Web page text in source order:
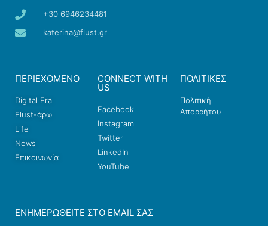
+30 6946234481
katerina@flust.gr
ΠΕΡΙΕΧΟΜΕΝΟ
Digital Era
Flust-άρω
Life
News
Επικοινωνία
CONNECT WITH
US
Facebook
Instagram
Twitter
LinkedIn
YouTube
ΠΟΛΙΤΙΚΕΣ
Πολιτική
Απορρήτου
ΕΝΗΜΕΡΩΘΕΊΤΕ ΣΤΟ EMAIL ΣΑΣ